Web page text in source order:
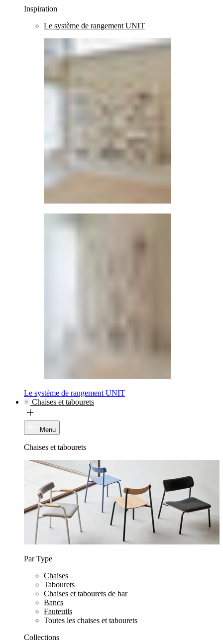
Inspiration
Le système de rangement UNIT
Le système de rangement UNIT
Chaises et tabourets
Menu
Chaises et tabourets
Par Type
Chaises
Tabourets
Chaises et tabourets de bar
Bancs
Fauteuils
Toutes les chaises et tabourets
Collections